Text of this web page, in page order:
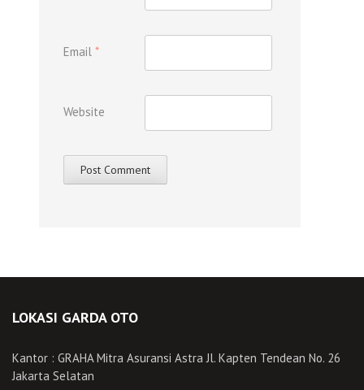
Email *
Website
LOKASI GARDA OTO
Kantor : GRAHA Mitra Asuransi Astra Jl. Kapten Tendean No. 26
Jakarta Selatan